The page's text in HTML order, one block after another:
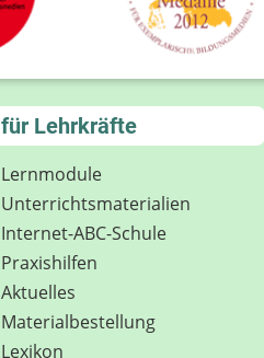
für Lehrkräfte
Lernmodule
Unterrichts­materialien
Internet-ABC-Schule
Praxishilfen
Aktuelles
Materialbestellung
Lexikon